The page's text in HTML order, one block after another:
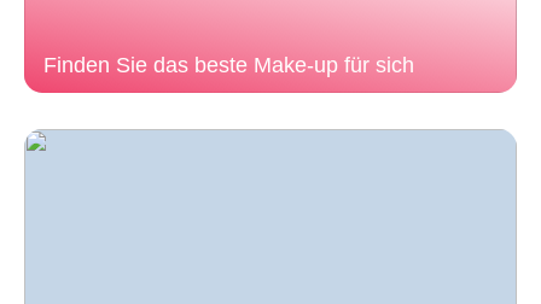
Finden Sie das beste Make-up für sich